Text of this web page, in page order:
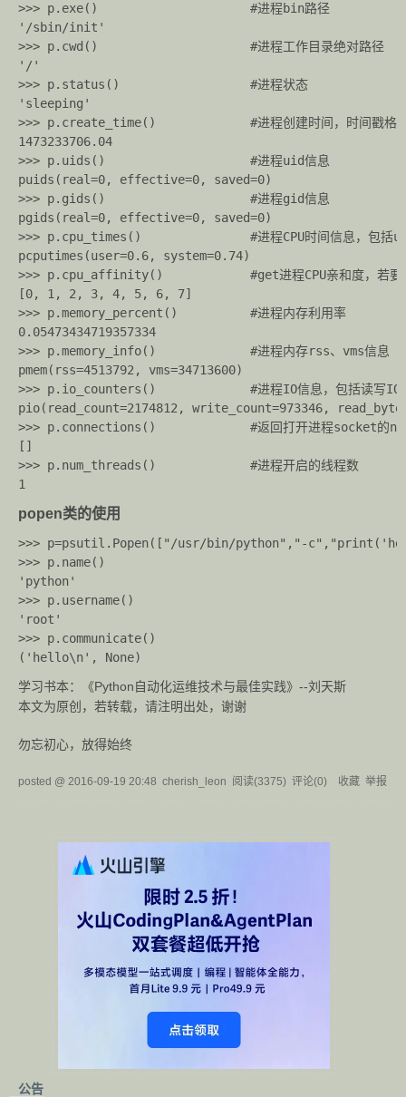
>>> p.exe()						#进程bin路径
'/sbin/init'
>>> p.cwd()						#进程工作目录绝对路径
'/'
>>> p.status()					#进程状态
'sleeping'
>>> p.create_time()				#进程创建时间，时间戳格式
1473233706.04
>>> p.uids()					#进程uid信息
puids(real=0, effective=0, saved=0)
>>> p.gids()					#进程gid信息
pgids(real=0, effective=0, saved=0)
>>> p.cpu_times()				#进程CPU时间信息，包括user、system两个CPU时间
pcputimes(user=0.6, system=0.74)
>>> p.cpu_affinity()			#get进程CPU亲和度，若要设置进程CPU亲和度，将CPU号作为参数即可
[0, 1, 2, 3, 4, 5, 6, 7]
>>> p.memory_percent()			#进程内存利用率
0.05473434719357334
>>> p.memory_info()				#进程内存rss、vms信息
pmem(rss=4513792, vms=34713600)
>>> p.io_counters()				#进程IO信息，包括读写IO数及字节数
pio(read_count=2174812, write_count=973346,
>>> p.connections()				#返回打开进程socket的namedutples列表，包括fs、family、laddr等信息
[]
>>> p.num_threads()				#进程开启的线程数
popen类的使用
>>> p=psutil.Popen(["/usr/bin/python","-
>>> p.name()
'python'
>>> p.username()
'root'
>>> p.communicate()
学习书本：《Python自动化运维技术与最佳实践》--刘天斯
本文为原创，若转载，请注明出处，谢谢
勿忘初心，放得始终
posted @ 2016-09-19 20:48 cherish_leon 阅读(3375) 评论(0) 收藏 举报
公告